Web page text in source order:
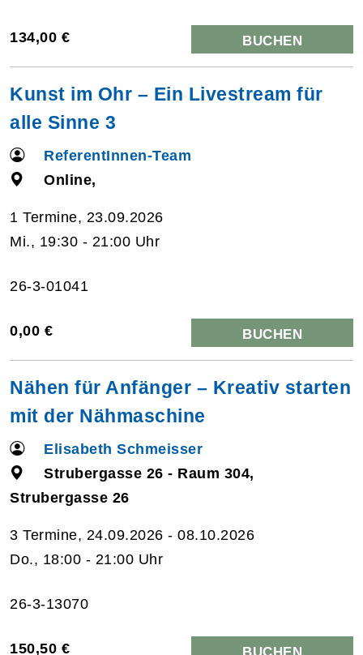
134,00 € BUCHEN
Kunst im Ohr – Ein Livestream für
alle Sinne 3
ReferentInnen-Team
Online,
1 Termine, 23.09.2026
Mi., 19:30 - 21:00 Uhr
26-3-01041
0,00 € BUCHEN
Nähen für Anfänger – Kreativ starten
mit der Nähmaschine
Elisabeth Schmeisser
Strubergasse 26 - Raum 304,
Strubergasse 26
3 Termine, 24.09.2026 - 08.10.2026
Do., 18:00 - 21:00 Uhr
26-3-13070
150,50 €